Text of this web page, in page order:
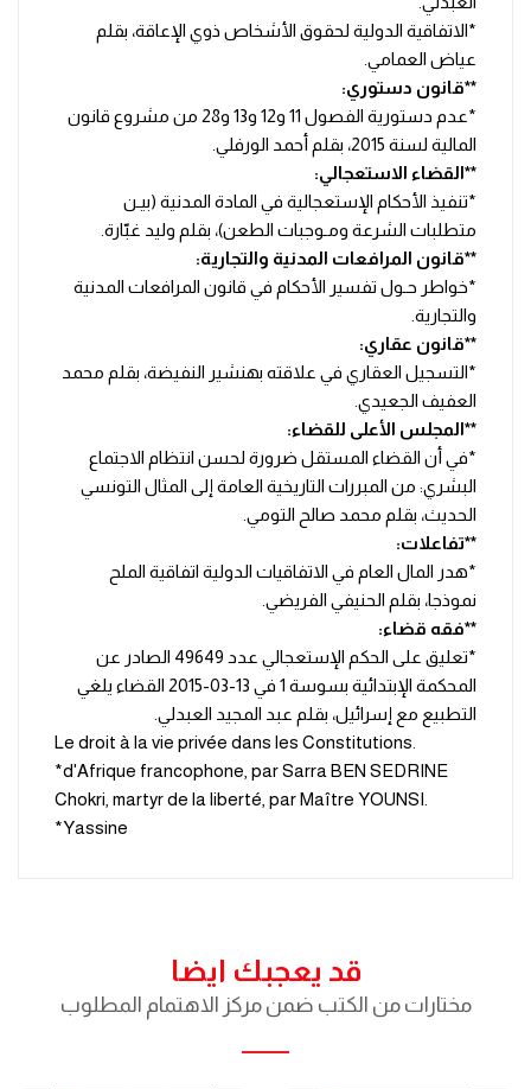
*الاتفاقية الدولية لحقوق الأشخاص ذوي الإعاقة، بقلم
عياض العمامي.
**قانون دستوري:
*عدم دستورية الفصول 11 و12 و13 و28 من مشروع قانون
المالية لسنة 2015، بقلم أحمد الورفلي.
**القضاء الاستعجالي:
*تنفيذ الأحكام الإستعجالية في المادة المدنية (بيـن
متطلبات الشرعة ومـوجبات الطعن)، بقلم وليد غبّارة.
**قانون المرافعات المدنية والتجارية:
*خواطر حـول تفسير الأحكام في قانون المرافعات المدنية
والتجارية.
**قانون عقاري:
*التسجيل العقاري في علاقته بهنشير النفيضة، بقلم محمد
العفيف الجعيدي.
**المجلس الأعلى للقضاء:
*في أن القضاء المستقل ضرورة لحسن انتظام الاجتماع
البشري: من المبررات التاريخية العامة إلى المثال التونسي
الحديث، بقلم محمد صالح التومي.
**تفاعلات:
*هدر المال العام في الاتفاقيات الدولية اتفاقية الملح
نموذجا، بقلم الحنيفي الفريضي.
**فقه قضاء:
*تعليق على الحكم الإستعجالي عدد 49649 الصادر عن
المحكمة الإبتدائية بسوسة 1 في 13-03-2015 القضاء يلغي
التطبيع مع إسرائيل، بقلم عبد المجيد العبدلي.
.Le droit à la vie privée dans les Constitutions
d'Afrique francophone, par Sarra BEN SEDRINE*
.Chokri, martyr de la liberté, par Maître YOUNSI
Yassine*
قد يعجبك ايضا
مختارات من الكتب ضمن مركز الاهتمام المطلوب